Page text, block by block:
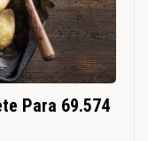
Para 69.574